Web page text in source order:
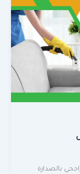
بالصدارة